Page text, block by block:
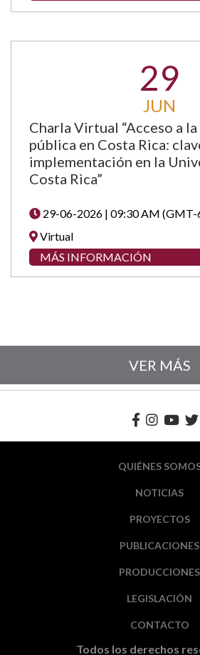
29
JUN
Charla Virtual “Acceso a
pública en Costa Rica:
implementación en la
Costa Rica”
29-06-2026 | 09:30 AM (GMT-
Virtual
MÁS INFORMACIÓN
VER MÁS
QUIÉNES
NOTICIAS
PROYECTOS
PUBLICACIONES
PRODUCCIONES
LEGISLACIÓN
CONTACTO
Todos los derechos